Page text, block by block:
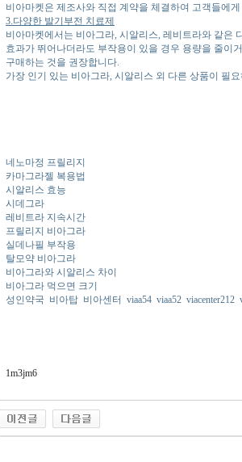
비아마켓은 제조사와 직접 계약을 체결하여 고객들에
3.다양한 발기부전 치료제
비아마켓에서는 비아그라, 시알리스, 레비트라와 같은
효과가 뛰어나더라도 부작용이 있을 경우 용량을 줄이
구매하는 것을 권장합니다.
가장 인기 있는 비아그라, 시알리스 외 다른 상품이 필
네노마정 프릴리지
카마그라젤 복용법
시알리스 효능
시데그라
레비트라 지속시간
프릴리지 비아그라
실데나필 부작용
탈모약 비아그라
비아그라와 시알리스 차이
비아그라 먹으면 크기
성인약국 비아탑 비아센터 viaa54 viaa52 viacenter212
1m3jm6